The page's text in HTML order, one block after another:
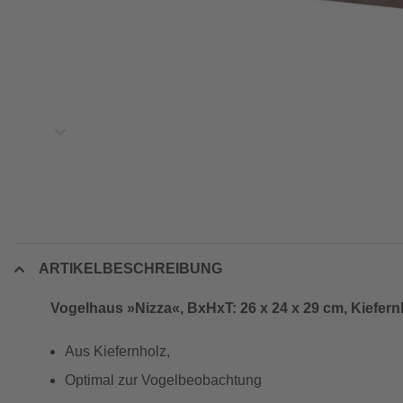
ARTIKELBESCHREIBUNG
Vogelhaus »Nizza«, BxHxT: 26 x 24 x 29 cm,
Aus Kiefernholz,
Optimal zur Vogelbeobachtung